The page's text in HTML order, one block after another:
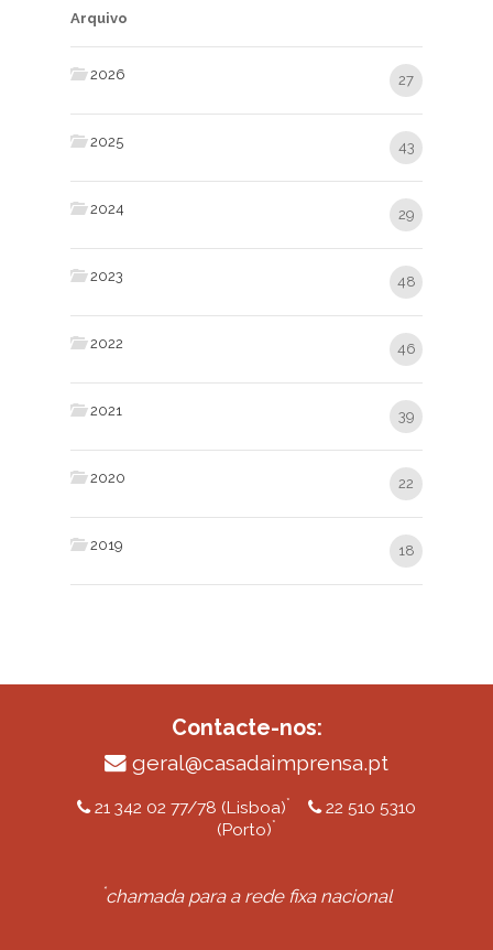
Arquivo
2026 27
2025 43
2024 29
2023 48
2022 46
2021 39
2020 22
2019 18
Contacte-nos:
geral@casadaimprensa.pt
21 342 02 77/78 (Lisboa)*
22 510 5310
(Porto)*
*chamada para a rede fixa nacional